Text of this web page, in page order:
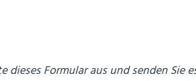
Formular aus und senden Sie